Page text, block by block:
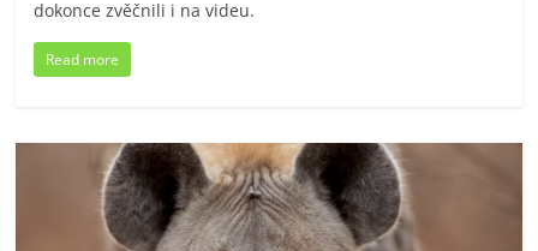
dokonce zvěčnili i na videu.
Read more